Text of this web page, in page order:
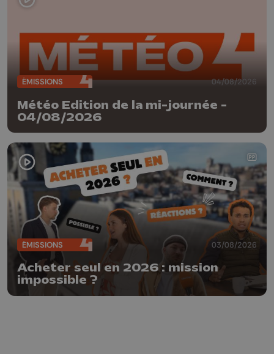
ÉMISSIONS 04/08/2026
Météo Edition de la mi-journée -
04/08/2026
ÉMISSIONS 03/08/2026
Acheter seul en 2026 : mission
impossible ?